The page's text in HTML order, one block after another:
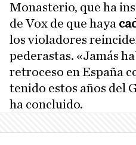
Monasterio, que ha
de Vox de que haya
los violadores
pederastas. «Jamás
retroceso en España
tenido estos años del
ha concluido.